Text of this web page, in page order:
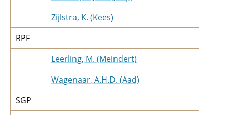
Zijlstra, K. (Kees)
RPF
Leerling, M. (Meindert)
Wagenaar, A.H.D. (Aad)
SGP